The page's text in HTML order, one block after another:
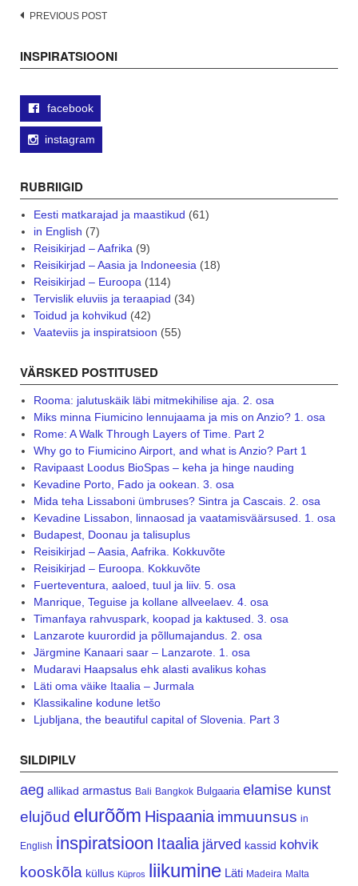
Post
PREVIOUS POST
INSPIRATSIOONI
facebook
instagram
RUBRIIGID
Eesti matkarajad ja maastikud (61)
in English (7)
Reisikirjad – Aafrika (9)
Reisikirjad – Aasia ja Indoneesia (18)
Reisikirjad – Euroopa (114)
Tervislik eluviis ja teraapiad (34)
Toidud ja kohvikud (42)
Vaateviis ja inspiratsioon (55)
VÄRSKED POSTITUSED
Rooma: jalutuskäik läbi mitmekihilise aja. 2. osa
Miks minna Fiumicino lennujaama ja mis on Anzio? 1. osa
Rome: A Walk Through Layers of Time. Part 2
Why go to Fiumicino Airport, and what is Anzio? Part 1
Ravipaast Loodus BioSpas – keha ja hinge nauding
Kevadine Porto, Fado ja ookean. 3. osa
Mida teha Lissaboni ümbruses? Sintra ja Cascais. 2. osa
Kevadine Lissabon, linnaosad ja vaatamisväärsused. 1. osa
Budapest, Doonau ja talisuplus
Reisikirjad – Aasia, Aafrika. Kokkuvõte
Reisikirjad – Euroopa. Kokkuvõte
Fuerteventura, aaloed, tuul ja liiv. 5. osa
Manrique, Teguise ja kollane allveelaev. 4. osa
Timanfaya rahvuspark, koopad ja kaktused. 3. osa
Lanzarote kuurordid ja põllumajandus. 2. osa
Järgmine Kanaari saar – Lanzarote. 1. osa
Mudaravi Haapsalus ehk alasti avalikus kohas
Läti oma väike Itaalia – Jurmala
Klassikaline kodune letšo
Ljubljana, the beautiful capital of Slovenia. Part 3
SILDIPILV
aeg allikad armastus Bali Bangkok Bulgaaria elamise kunst
elujõud elurõõm Hispaania immuunsus in
English inspiratsioon Itaalia järved kassid kohvik
kooskõla küllus Küpros liikumine Läti Madeira Malta